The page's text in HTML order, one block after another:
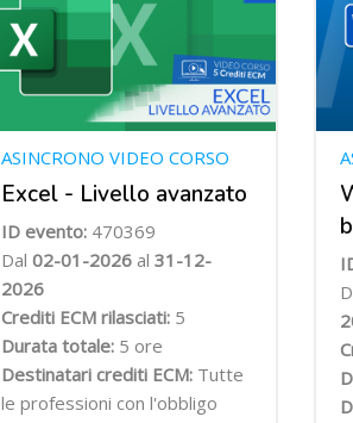
Excel - Livello avanzato
ASINCRONO VIDEO CORSO
ID evento: 470369
Dal 02-01-2026 al 31-12-
2026
Crediti ECM rilasciati: 5
Durata totale: 5 ore
Destinatari crediti ECM: Tutte
le professioni con l'obbligo